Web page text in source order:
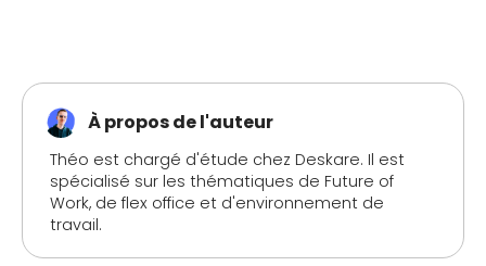
À propos de l'auteur
Théo est chargé d'étude chez Deskare. Il est
spécialisé sur les thématiques de Future of
Work, de flex office et d'environnement de
travail.